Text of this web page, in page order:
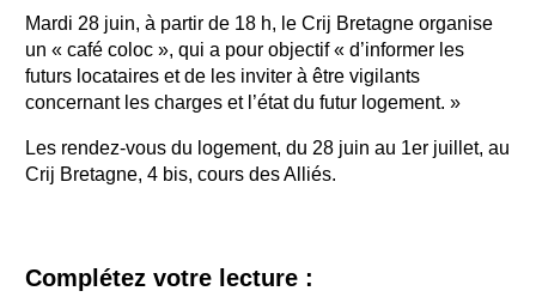
Mardi 28 juin, à partir de 18 h, le Crij Bretagne organise
un « café coloc », qui a pour objectif « d’informer les
futurs locataires et de les inviter à être vigilants
concernant les charges et l’état du futur logement. »
Les rendez-vous du logement, du 28 juin au 1er juillet, au
Crij Bretagne, 4 bis, cours des Alliés.
Complétez votre lecture :